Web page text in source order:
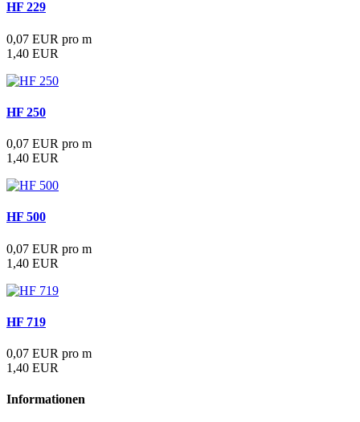
HF 229
0,07 EUR pro m
1,40 EUR
HF 250
0,07 EUR pro m
1,40 EUR
HF 500
0,07 EUR pro m
1,40 EUR
HF 719
0,07 EUR pro m
1,40 EUR
Informationen